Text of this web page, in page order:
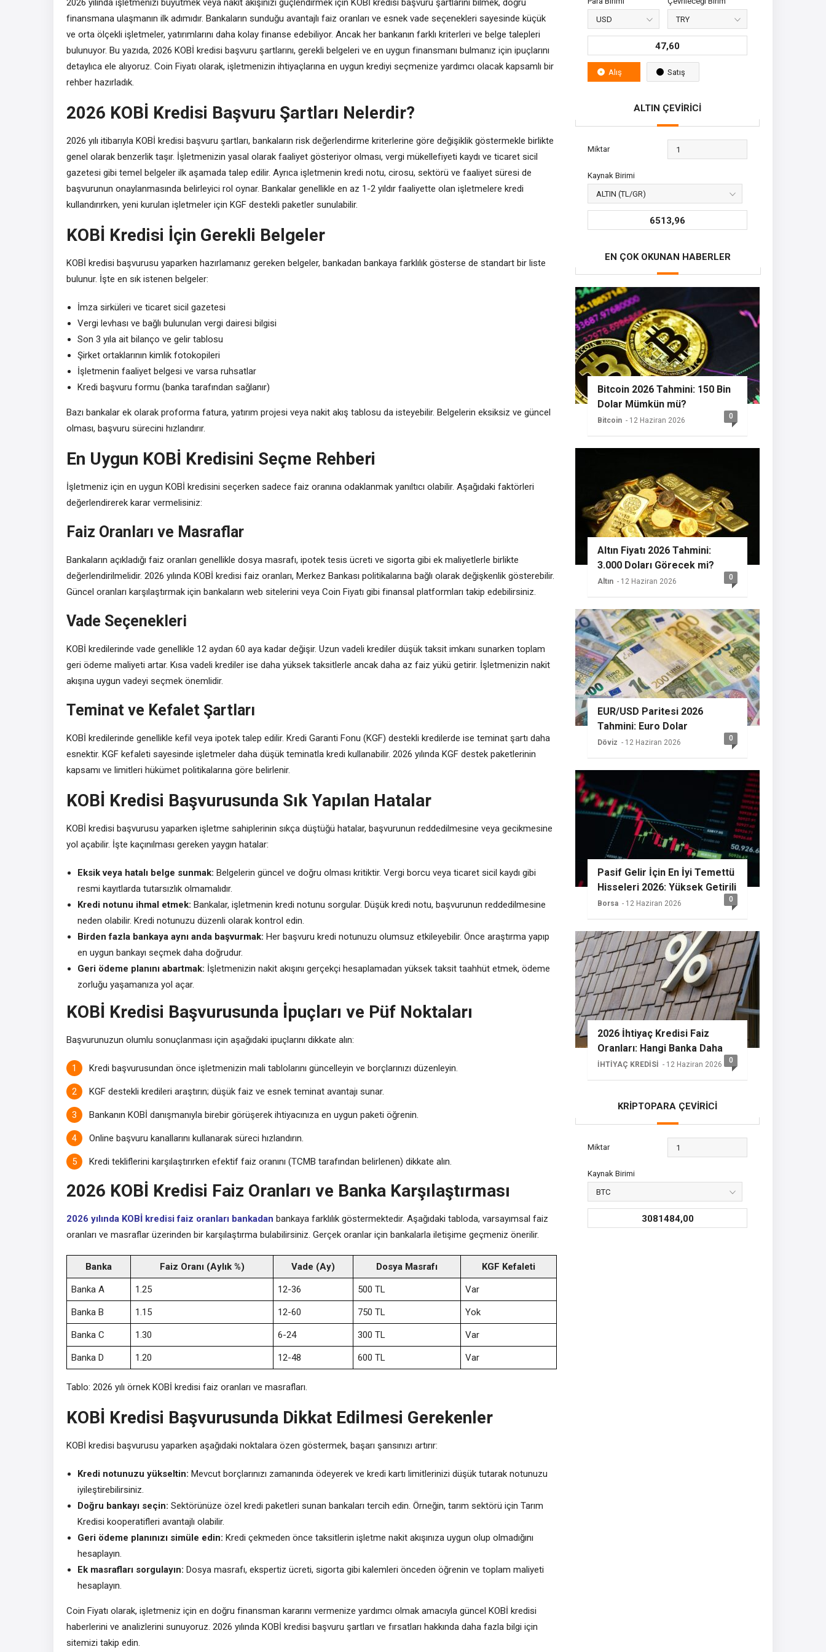
finansmana ulaşmanın ilk adımıdır. Bankaların sunduğu avantajlı faiz oranları ve esnek vade seçenekleri sayesinde küçük
ve orta ölçekli işletmeler, yatırımlarını daha kolay finanse edebiliyor. Ancak her bankanın farklı kriterleri ve belge talepleri
bulunuyor. Bu yazıda, 2026 KOBİ kredisi başvuru şartlarını, gerekli belgeleri ve en uygun finansmanı bulmanız için ipuçlarını
detaylıca ele alıyoruz. Coin Fiyatı olarak, işletmenizin ihtiyaçlarına en uygun krediyi seçmenize yardımcı olacak kapsamlı bir
rehber hazırladık.
2026 KOBİ Kredisi Başvuru Şartları Nelerdir?
2026 yılı itibarıyla KOBİ kredisi başvuru şartları, bankaların risk değerlendirme kriterlerine göre değişiklik göstermekle birlikte
genel olarak benzerlik taşır. İşletmenizin yasal olarak faaliyet gösteriyor olması, vergi mükellefiyeti kaydı ve ticaret sicil
gazetesi gibi temel belgeler ilk aşamada talep edilir. Ayrıca işletmenin kredi notu, cirosu, sektörü ve faaliyet süresi de
başvurunun onaylanmasında belirleyici rol oynar. Bankalar genellikle en az 1-2 yıldır faaliyette olan işletmelere kredi
kullandırırken, yeni kurulan işletmeler için KGF destekli paketler sunulabilir.
KOBİ Kredisi İçin Gerekli Belgeler
KOBİ kredisi başvurusu yaparken hazırlamanız gereken belgeler, bankadan bankaya farklılık gösterse de standart bir liste
bulunur. İşte en sık istenen belgeler:
İmza sirküleri ve ticaret sicil gazetesi
Vergi levhası ve bağlı bulunulan vergi dairesi bilgisi
Son 3 yıla ait bilanço ve gelir tablosu
Şirket ortaklarının kimlik fotokopileri
İşletmenin faaliyet belgesi ve varsa ruhsatlar
Kredi başvuru formu (banka tarafından sağlanır)
Bazı bankalar ek olarak proforma fatura, yatırım projesi veya nakit akış tablosu da isteyebilir. Belgelerin eksiksiz ve güncel
olması, başvuru sürecini hızlandırır.
En Uygun KOBİ Kredisini Seçme Rehberi
İşletmeniz için en uygun KOBİ kredisini seçerken sadece faiz oranına odaklanmak yanıltıcı olabilir. Aşağıdaki faktörleri
değerlendirerek karar vermelisiniz:
Faiz Oranları ve Masraflar
Bankaların açıkladığı faiz oranları genellikle dosya masrafı, ipotek tesis ücreti ve sigorta gibi ek maliyetlerle birlikte
değerlendirilmelidir. 2026 yılında KOBİ kredisi faiz oranları, Merkez Bankası politikalarına bağlı olarak değişkenlik gösterebilir.
Güncel oranları karşılaştırmak için bankaların web sitelerini veya Coin Fiyatı gibi finansal platformları takip edebilirsiniz.
Vade Seçenekleri
KOBİ kredilerinde vade genellikle 12 aydan 60 aya kadar değişir. Uzun vadeli krediler düşük taksit imkanı sunarken toplam
geri ödeme maliyeti artar. Kısa vadeli krediler ise daha yüksek taksitlerle ancak daha az faiz yükü getirir. İşletmenizin nakit
akışına uygun vadeyi seçmek önemlidir.
Teminat ve Kefalet Şartları
KOBİ kredilerinde genellikle kefil veya ipotek talep edilir. Kredi Garanti Fonu (KGF) destekli kredilerde ise teminat şartı daha
esnektir. KGF kefaleti sayesinde işletmeler daha düşük teminatla kredi kullanabilir. 2026 yılında KGF destek paketlerinin
kapsamı ve limitleri hükümet politikalarına göre belirlenir.
KOBİ Kredisi Başvurusunda Sık Yapılan Hatalar
KOBİ kredisi başvurusu yaparken işletme sahiplerinin sıkça düştüğü hatalar, başvurunun reddedilmesine veya gecikmesine
yol açabilir. İşte kaçınılması gereken yaygın hatalar:
Eksik veya hatalı belge sunmak: Belgelerin güncel ve doğru olması kritiktir. Vergi borcu veya ticaret sicil kaydı gibi
resmi kayıtlarda tutarsızlık olmamalıdır.
Kredi notunu ihmal etmek: Bankalar, işletmenin kredi notunu sorgular. Düşük kredi notu, başvurunun reddedilmesine
neden olabilir. Kredi notunuzu düzenli olarak kontrol edin.
Birden fazla bankaya aynı anda başvurmak: Her başvuru kredi notunuzu olumsuz etkileyebilir. Önce araştırma yapıp
en uygun bankayı seçmek daha doğrudur.
Geri ödeme planını abartmak: İşletmenizin nakit akışını gerçekçi hesaplamadan yüksek taksit taahhüt etmek, ödeme
zorluğu yaşamanıza yol açar.
KOBİ Kredisi Başvurusunda İpuçları ve Püf Noktaları
Başvurunuzun olumlu sonuçlanması için aşağıdaki ipuçlarını dikkate alın:
Kredi başvurusundan önce işletmenizin mali tablolarını güncelleyin ve borçlarınızı düzenleyin.
KGF destekli kredileri araştırın; düşük faiz ve esnek teminat avantajı sunar.
Bankanın KOBİ danışmanıyla birebir görüşerek ihtiyacınıza en uygun paketi öğrenin.
Online başvuru kanallarını kullanarak süreci hızlandırın.
Kredi tekliflerini karşılaştırırken efektif faiz oranını (TCMB tarafından belirlenen) dikkate alın.
2026 KOBİ Kredisi Faiz Oranları ve Banka Karşılaştırması
2026 yılında KOBİ kredisi faiz oranları bankadan bankaya farklılık göstermektedir. Aşağıdaki tabloda, varsayımsal faiz
oranları ve masraflar üzerinden bir karşılaştırma bulabilirsiniz. Gerçek oranlar için bankalarla iletişime geçmeniz önerilir.
Banka Faiz Oranı (Aylık %) Vade (Ay) Dosya Masrafı KGF Kefaleti
Banka A 1.25 12-36 500 TL Var
Banka B 1.15 12-60 750 TL Yok
Banka C 1.30 6-24 300 TL Var
Banka D 1.20 12-48 600 TL Var
Tablo: 2026 yılı örnek KOBİ kredisi faiz oranları ve masrafları.
KOBİ Kredisi Başvurusunda Dikkat Edilmesi Gerekenler
KOBİ kredisi başvurusu yaparken aşağıdaki noktalara özen göstermek, başarı şansınızı artırır:
Kredi notunuzu yükseltin: Mevcut borçlarınızı zamanında ödeyerek ve kredi kartı limitlerinizi düşük tutarak notunuzu
iyileştirebilirsiniz.
Doğru bankayı seçin: Sektörünüze özel kredi paketleri sunan bankaları tercih edin. Örneğin, tarım sektörü için Tarım
Kredisi kooperatifleri avantajlı olabilir.
Geri ödeme planınızı simüle edin: Kredi çekmeden önce taksitlerin işletme nakit akışınıza uygun olup olmadığını
hesaplayın.
Ek masrafları sorgulayın: Dosya masrafı, ekspertiz ücreti, sigorta gibi kalemleri önceden öğrenin ve toplam maliyeti
hesaplayın.
Coin Fiyatı olarak, işletmeniz için en doğru finansman kararını vermenize yardımcı olmak amacıyla güncel KOBİ kredisi
haberlerini ve analizlerini sunuyoruz. 2026 yılında KOBİ kredisi başvuru şartları ve fırsatları hakkında daha fazla bilgi için
sitemizi takip edin.
47,60
Alış Satış
ALTIN ÇEVİRİCİ
Miktar
Kaynak Birimi
6513,96
EN ÇOK OKUNAN HABERLER
Bitcoin 2026 Tahmini: 150 Bin
Dolar Mümkün mü?
Bitcoin - 12 Haziran 2026 0
Altın Fiyatı 2026 Tahmini:
3.000 Doları Görecek mi?
Altın - 12 Haziran 2026 0
EUR/USD Paritesi 2026
Tahmini: Euro Dolar
Karşısında Güçlenecek mi?
Döviz - 12 Haziran 2026 0
Pasif Gelir İçin En İyi Temettü
Hisseleri 2026: Yüksek Getirili
Seçimler
Borsa - 12 Haziran 2026 0
2026 İhtiyaç Kredisi Faiz
Oranları: Hangi Banka Daha
Avantajlı?
İHTİYAÇ KREDİSİ - 12 Haziran 2026 0
KRİPTOPARA ÇEVİRİCİ
Miktar
Kaynak Birimi
3081484,00